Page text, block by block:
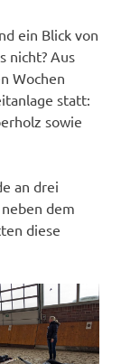
ein Blick von
nicht? Aus
Wochen
statt:
sowie
an drei
dem
diese